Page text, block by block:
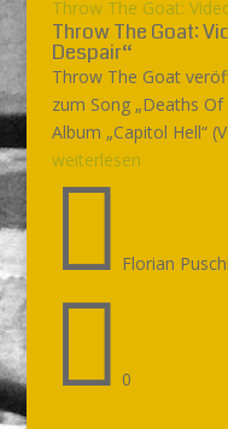
Throw The Goat:
Throw The Goat:
Despair“
Throw The Goat
zum Song „Deaths
Album „Capitol Hell“
weiterlesen
 Florian
 0